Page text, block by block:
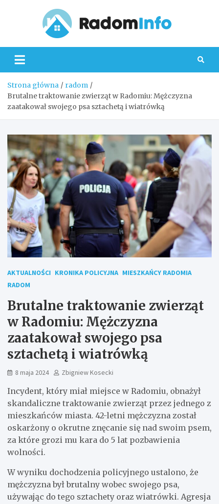
Strona główna
radom
Brutalne traktowanie zwierząt w Radomiu: Mężczyzna
zaatakował swojego psa sztachetą i wiatrówką
AKTUALNOŚCI KRONIKA POLICYJNA MIESZKAŃCY RADOMIA
RADOM
Brutalne traktowanie zwierząt
w Radomiu: Mężczyzna
zaatakował swojego psa
sztachetą i wiatrówką
8 maja 2024 Zbigniew Kosecki
Incydent, który miał miejsce w Radomiu, obnażył
skandaliczne traktowanie zwierząt przez jednego z
mieszkańców miasta. 42-letni mężczyzna został
oskarżony o okrutne znęcanie się nad swoim psem,
za które grozi mu kara do 5 lat pozbawienia
wolności.
W wyniku dochodzenia policyjnego ustalono, że
mężczyzna był brutalny wobec swojego psa,
używając do tego sztachety oraz wiatrówki. Agresja